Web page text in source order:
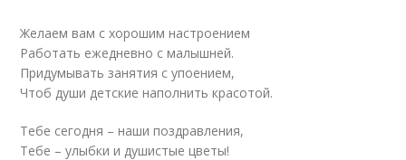
Желаем вам с хорошим настроением
Работать ежедневно с малышней.
Придумывать занятия с упоением,
Чтоб души детские наполнить красотой.
Тебе сегодня – наши поздравления,
Тебе – улыбки и душистые цветы!